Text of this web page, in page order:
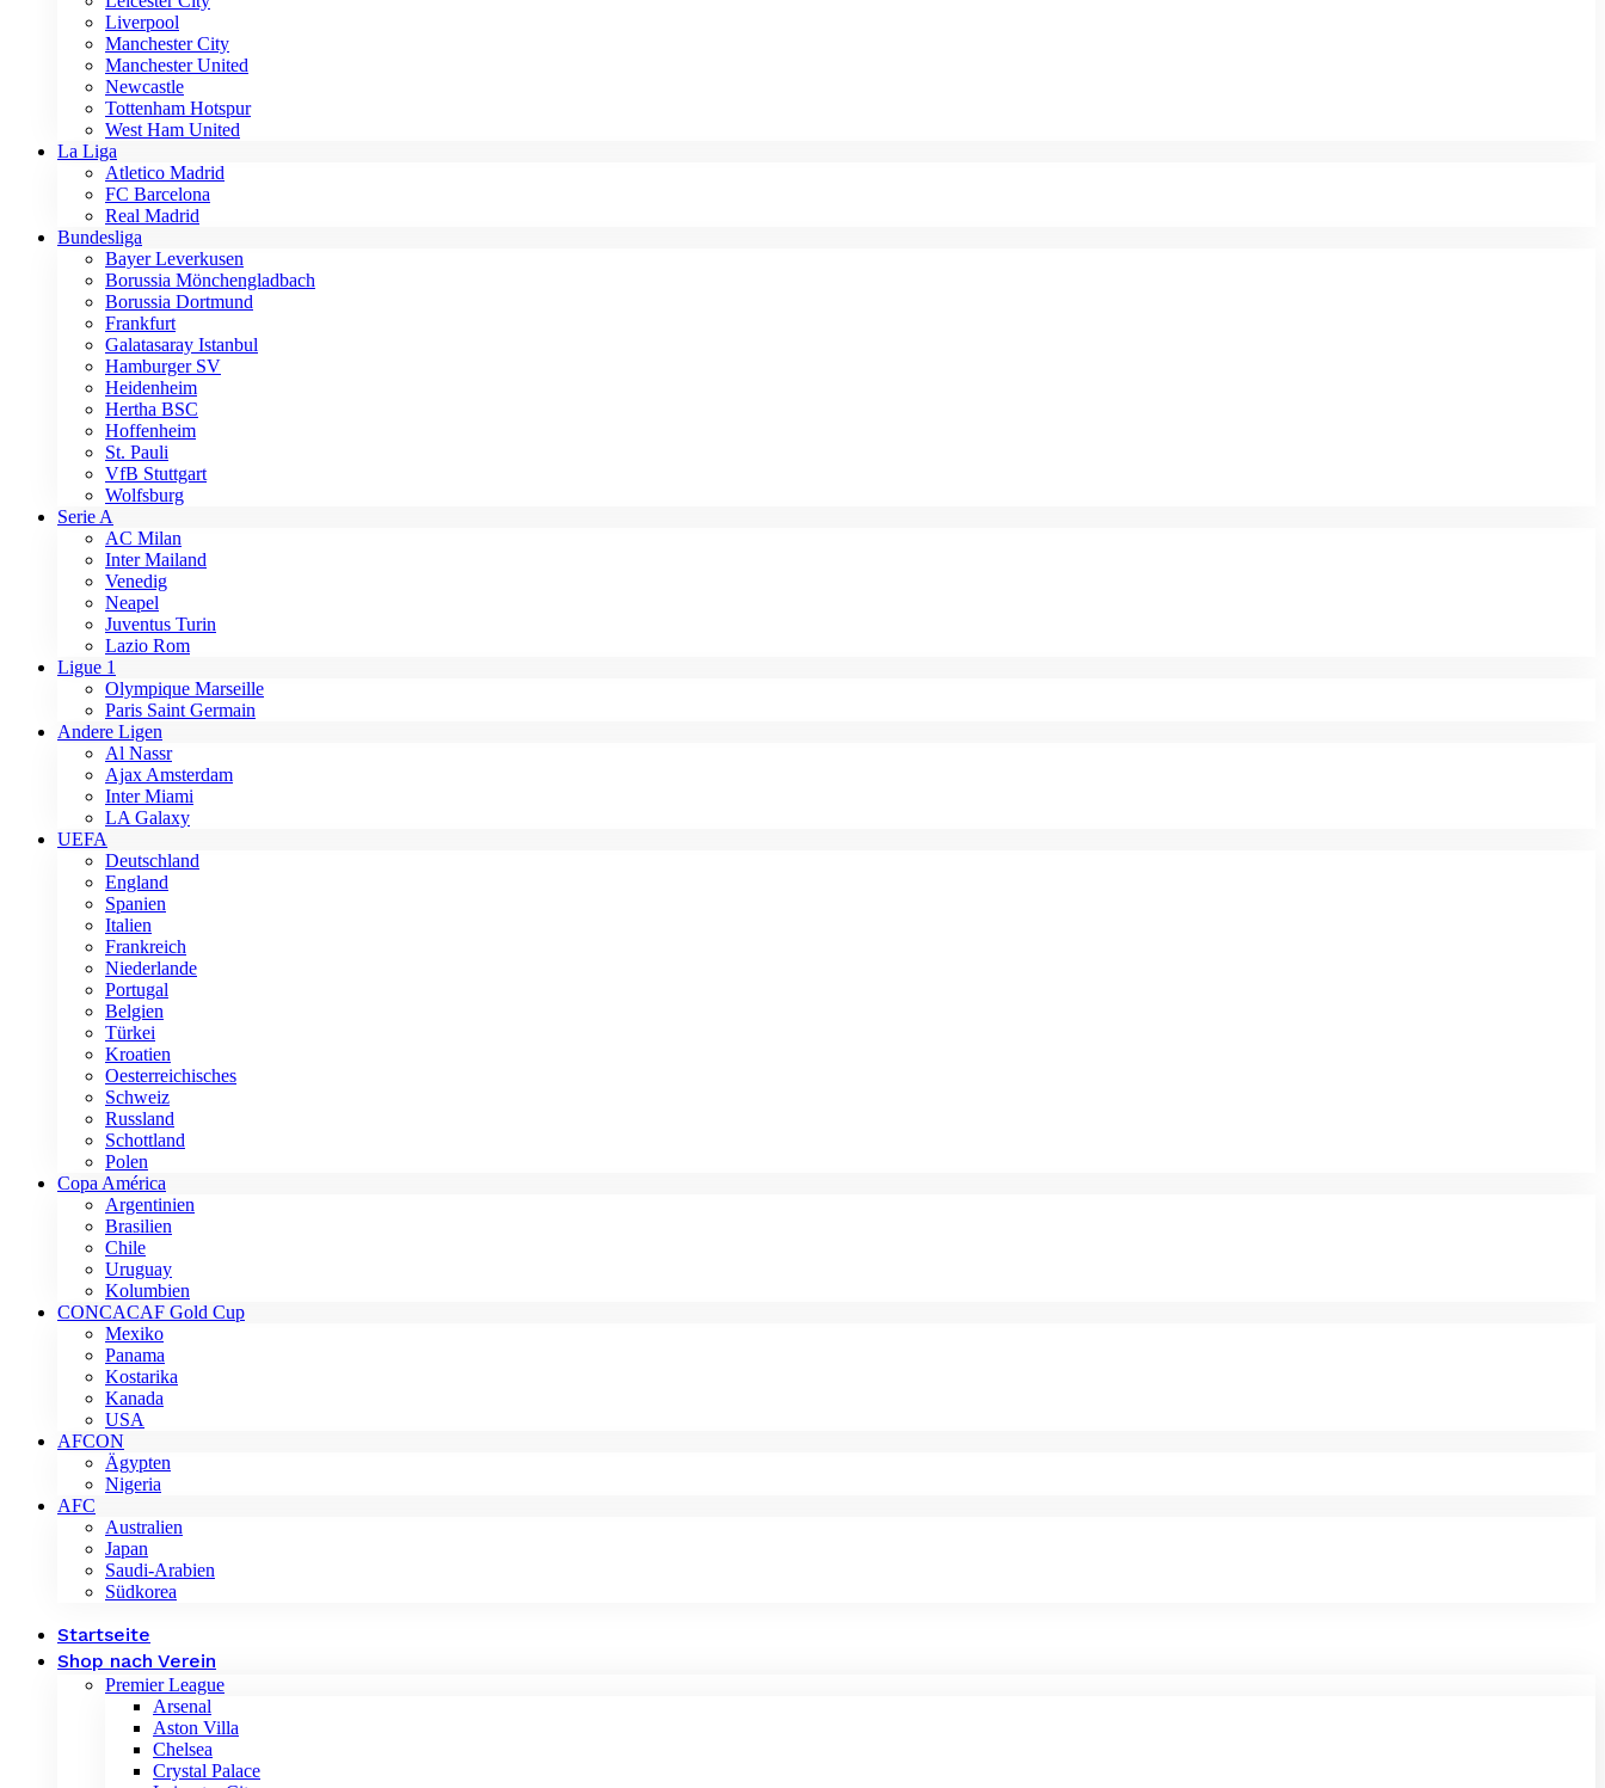
Liverpool
Manchester City
Manchester United
Newcastle
Tottenham Hotspur
West Ham United
La Liga
Atletico Madrid
FC Barcelona
Real Madrid
Bundesliga
Bayer Leverkusen
Borussia Mönchengladbach
Borussia Dortmund
Frankfurt
Galatasaray Istanbul
Hamburger SV
Heidenheim
Hertha BSC
Hoffenheim
St. Pauli
VfB Stuttgart
Wolfsburg
Serie A
AC Milan
Inter Mailand
Venedig
Neapel
Juventus Turin
Lazio Rom
Ligue 1
Olympique Marseille
Paris Saint Germain
Andere Ligen
Al Nassr
Ajax Amsterdam
Inter Miami
LA Galaxy
UEFA
Deutschland
England
Spanien
Italien
Frankreich
Niederlande
Portugal
Belgien
Türkei
Kroatien
Oesterreichisches
Schweiz
Russland
Schottland
Polen
Copa América
Argentinien
Brasilien
Chile
Uruguay
Kolumbien
CONCACAF Gold Cup
Mexiko
Panama
Kostarika
Kanada
USA
AFCON
Ägypten
Nigeria
AFC
Australien
Japan
Saudi-Arabien
Südkorea
Startseite
Shop nach Verein
Premier League
Arsenal
Aston Villa
Chelsea
Crystal Palace